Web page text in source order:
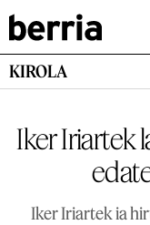
KIROLA
Iker Iriartek
Iker Iriartek ia